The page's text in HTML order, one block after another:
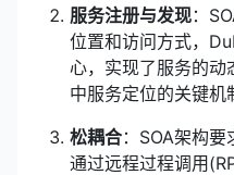
服务注册与发现：
位置和访问方式，
心，实现了服务的动
中服务定位的关键机
松耦合：SOA架构
通过远程过程调用